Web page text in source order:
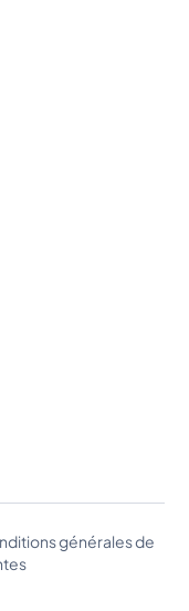
générales de